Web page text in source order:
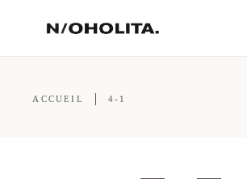
ACCUEIL 4-1